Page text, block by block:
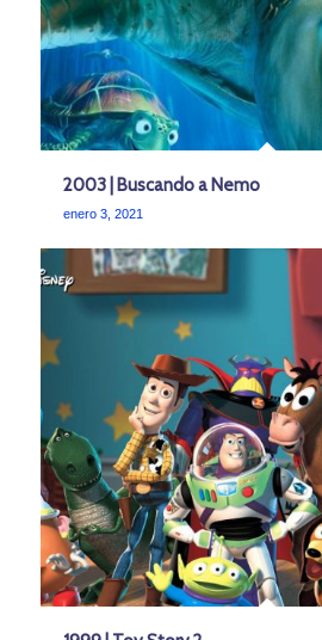
2003 | Buscando a Nemo
enero 3, 2021